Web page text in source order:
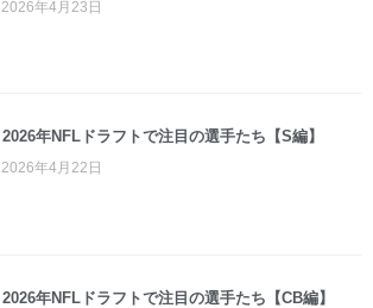
2026年4月23日
2026年NFLドラフトで注目の選手たち【S編】
2026年4月22日
2026年NFLドラフトで注目の選手たち【CB編】